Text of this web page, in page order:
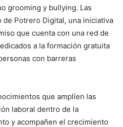
grooming y bullying. Las
de Potrero Digital, una iniciativa
que cuenta con una red de
a la formación gratuita
con barreras
que amplíen las
laboral dentro de la
y acompañen el crecimiento